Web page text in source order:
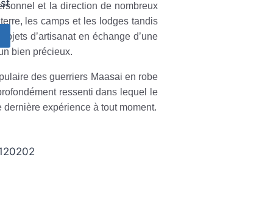
et la direction de nombreux
les camps et les lodges tandis
d’artisanat en échange d’une
bien précieux.
des guerriers Maasai en robe
ressenti dans lequel le
expérience à tout moment.